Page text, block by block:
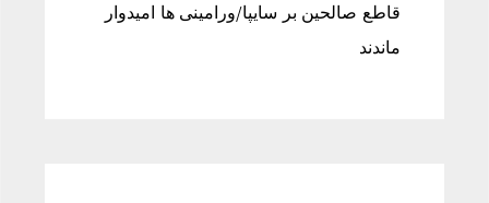
قاطع صالحین بر سایپا/ورامینی ها امیدوار
ماندند